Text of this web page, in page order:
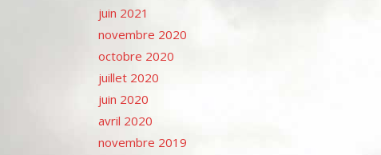
juin 2021
novembre 2020
octobre 2020
juillet 2020
juin 2020
avril 2020
novembre 2019